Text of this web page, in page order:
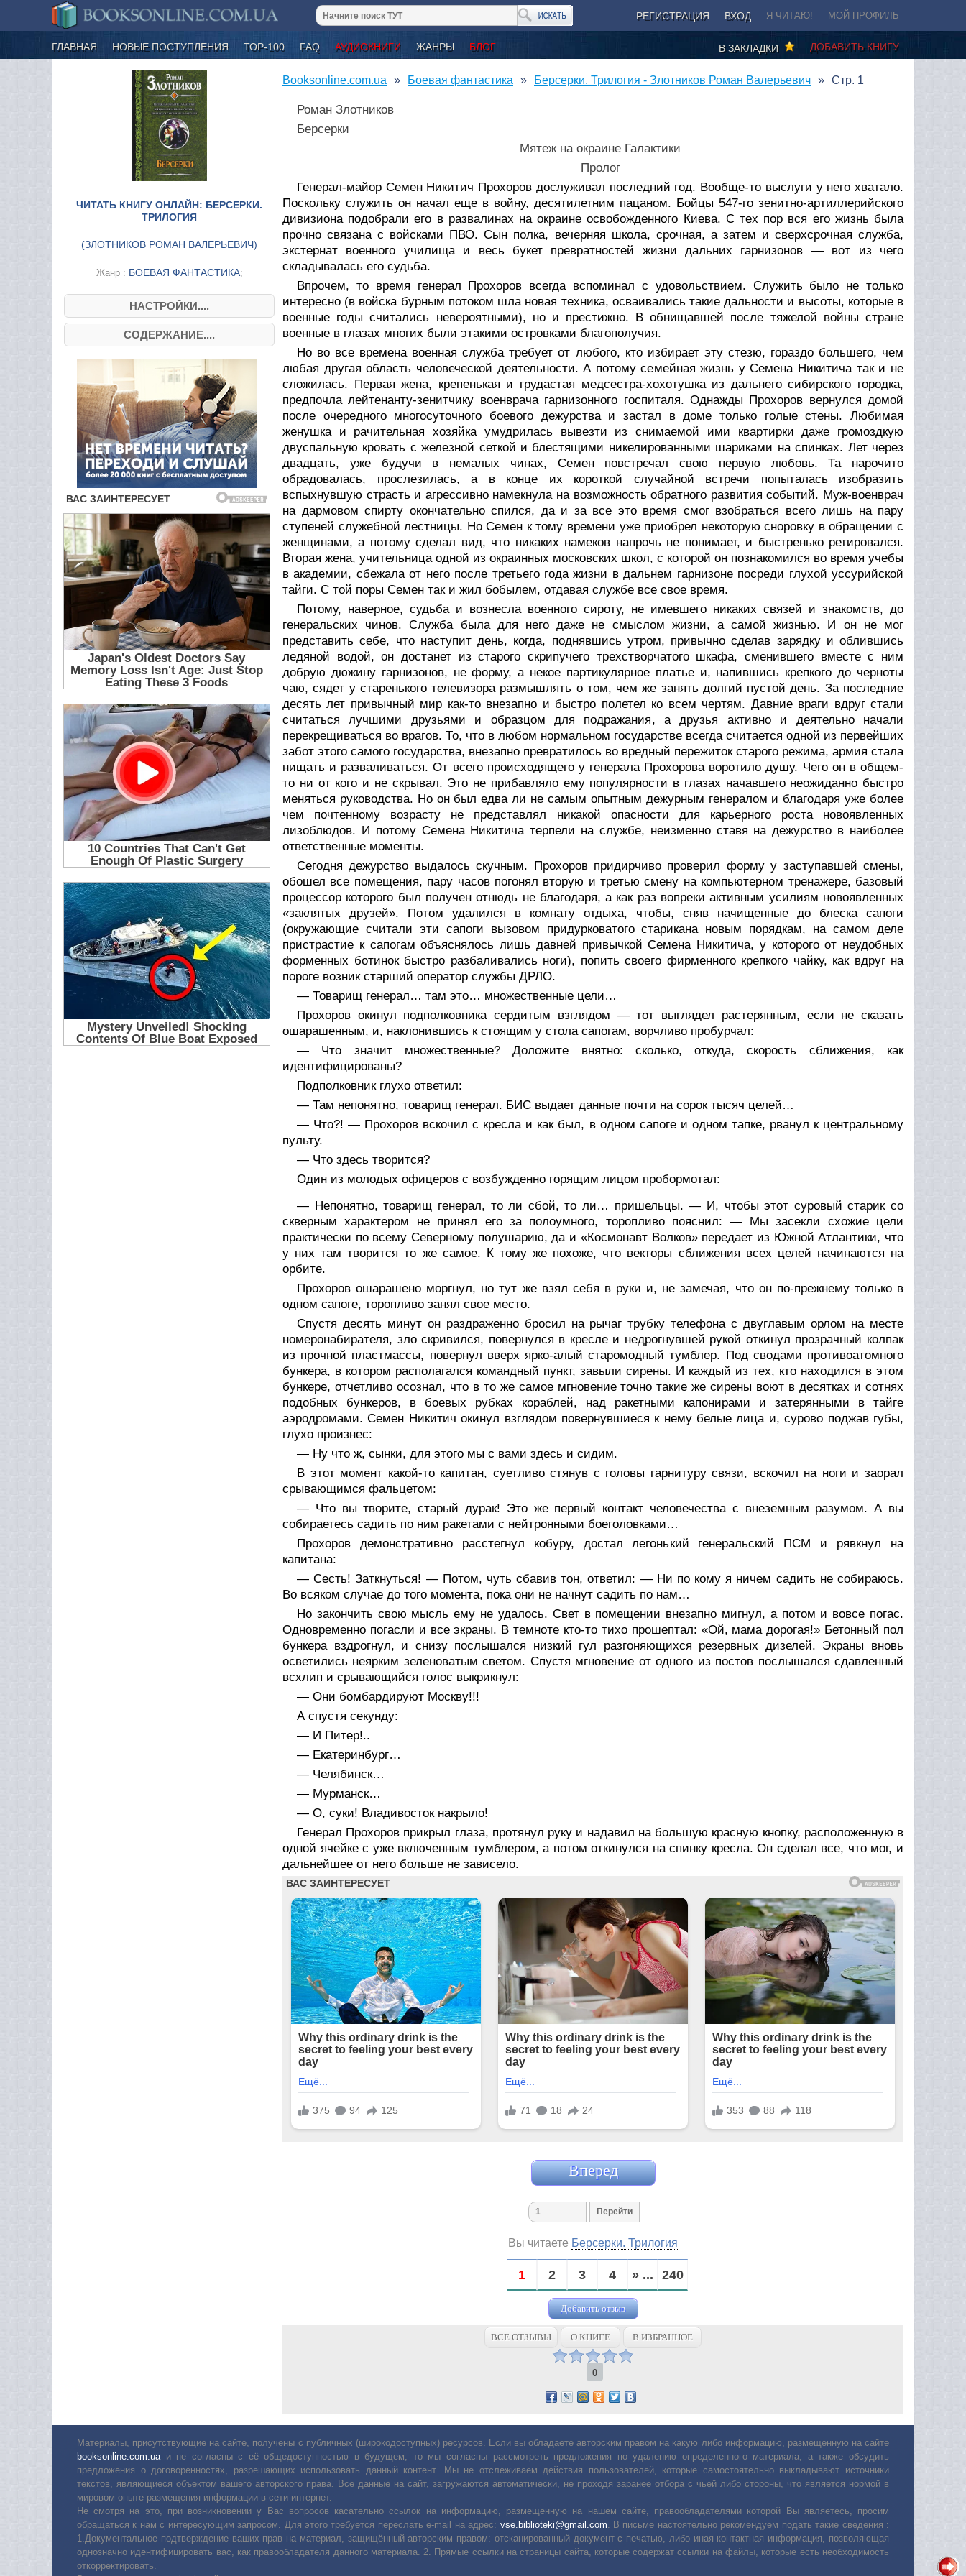
РЕГИСТРАЦИЯ ВХОД Я ЧИТАЮ! МОЙ ПРОФИЛЬ
ГЛАВНАЯ НОВЫЕ ПОСТУПЛЕНИЯ ТОР-100 FAQ АУДИОКНИГИ ЖАНРЫ БЛОГ ДОБАВИТЬ КНИГУ
В ЗАКЛАДКИ
ЧИТАТЬ КНИГУ ОНЛАЙН: БЕРСЕРКИ.
ТРИЛОГИЯ
(ЗЛОТНИКОВ РОМАН ВАЛЕРЬЕВИЧ)
Жанр : БОЕВАЯ ФАНТАСТИКА;
НАСТРОЙКИ....
СОДЕРЖАНИЕ....
Booksonline.com.ua Боевая фантастика Берсерки. Трилогия - Злотников Роман Валерьевич Стр. 1
Роман Злотников
Берсерки
Мятеж на окраине Галактики
Пролог
Генерал-майор Семен Никитич Прохоров дослуживал последний год. Вообще-то выслуги у него хватало.
Поскольку служить он начал еще в войну, десятилетним пацаном. Бойцы 547-го зенитно-артиллерийского
дивизиона подобрали его в развалинах на окраине освобожденного Киева. С тех пор вся его жизнь была
прочно связана с войсками ПВО. Сын полка, вечерняя школа, срочная, а затем и сверхсрочная служба,
экстернат военного училища и весь букет превратностей жизни дальних гарнизонов — вот из чего
складывалась его судьба.
Впрочем, то время генерал Прохоров всегда вспоминал с удовольствием. Служить было не только
интересно (в войска бурным потоком шла новая техника, осваивались такие дальности и высоты, которые в
военные годы считались невероятными), но и престижно. В обнищавшей после тяжелой войны стране
военные в глазах многих были этакими островками благополучия.
Но во все времена военная служба требует от любого, кто избирает эту стезю, гораздо большего, чем
любая другая область человеческой деятельности. А потому семейная жизнь у Семена Никитича так и не
сложилась. Первая жена, крепенькая и грудастая медсестра-хохотушка из дальнего сибирского городка,
предпочла лейтенанту-зенитчику военврача гарнизонного госпиталя. Однажды Прохоров вернулся домой
после очередного многосуточного боевого дежурства и застал в доме только голые стены. Любимая
женушка и рачительная хозяйка умудрилась вывезти из снимаемой ими квартирки даже громоздкую
двуспальную кровать с железной сеткой и блестящими никелированными шариками на спинках. Лет через
двадцать, уже будучи в немалых чинах, Семен повстречал свою первую любовь. Та нарочито
обрадовалась, прослезилась, а в конце их короткой случайной встречи попыталась изобразить
вспыхнувшую страсть и агрессивно намекнула на возможность обратного развития событий. Муж-военврач
на дармовом спирту окончательно спился, да и за все это время смог взобраться всего лишь на пару
ступеней служебной лестницы. Но Семен к тому времени уже приобрел некоторую сноровку в обращении с
женщинами, а потому сделал вид, что никаких намеков напрочь не понимает, и быстренько ретировался.
Вторая жена, учительница одной из окраинных московских школ, с которой он познакомился во время учебы
в академии, сбежала от него после третьего года жизни в дальнем гарнизоне посреди глухой уссурийской
тайги. С той поры Семен так и жил бобылем, отдавая службе все свое время.
Потому, наверное, судьба и вознесла военного сироту, не имевшего никаких связей и знакомств, до
генеральских чинов. Служба была для него даже не смыслом жизни, а самой жизнью. И он не мог
представить себе, что наступит день, когда, поднявшись утром, привычно сделав зарядку и облившись
ледяной водой, он достанет из старого скрипучего трехстворчатого шкафа, сменившего вместе с ним
добрую дюжину гарнизонов, не форму, а некое партикулярное платье и, напившись крепкого до черноты
чаю, сядет у старенького телевизора размышлять о том, чем же занять долгий пустой день. За последние
десять лет привычный мир как-то внезапно и быстро полетел ко всем чертям. Давние враги вдруг стали
считаться лучшими друзьями и образцом для подражания, а друзья активно и деятельно начали
перекрещиваться во врагов. То, что в любом нормальном государстве всегда считается одной из первейших
забот этого самого государства, внезапно превратилось во вредный пережиток старого режима, армия стала
нищать и разваливаться. От всего происходящего у генерала Прохорова воротило душу. Чего он в общем-
то ни от кого и не скрывал. Это не прибавляло ему популярности в глазах начавшего неожиданно быстро
меняться руководства. Но он был едва ли не самым опытным дежурным генералом и благодаря уже более
чем почтенному возрасту не представлял никакой опасности для карьерного роста новоявленных
лизоблюдов. И потому Семена Никитича терпели на службе, неизменно ставя на дежурство в наиболее
ответственные моменты.
Сегодня дежурство выдалось скучным. Прохоров придирчиво проверил форму у заступавшей смены,
обошел все помещения, пару часов погонял вторую и третью смену на компьютерном тренажере, базовый
процессор которого был получен отнюдь не благодаря, а как раз вопреки активным усилиям новоявленных
«заклятых друзей». Потом удалился в комнату отдыха, чтобы, сняв начищенные до блеска сапоги
(окружающие считали эти сапоги вызовом придурковатого старикана новым порядкам, на самом деле
пристрастие к сапогам объяснялось лишь давней привычкой Семена Никитича, у которого от неудобных
форменных ботинок быстро разбаливались ноги), попить своего фирменного крепкого чайку, как вдруг на
пороге возник старший оператор службы ДРЛО.
— Товарищ генерал… там это… множественные цели…
Прохоров окинул подполковника сердитым взглядом — тот выглядел растерянным, если не сказать
ошарашенным, и, наклонившись к стоящим у стола сапогам, ворчливо пробурчал:
— Что значит множественные? Доложите внятно: сколько, откуда, скорость сближения, как
идентифицированы?
Подполковник глухо ответил:
— Там непонятно, товарищ генерал. БИС выдает данные почти на сорок тысяч целей…
— Что?! — Прохоров вскочил с кресла и как был, в одном сапоге и одном тапке, рванул к центральному
пульту.
— Что здесь творится?
Один из молодых офицеров с возбужденно горящим лицом пробормотал:
— Непонятно, товарищ генерал, то ли сбой, то ли… пришельцы. — И, чтобы этот суровый старик со
скверным характером не принял его за полоумного, торопливо пояснил: — Мы засекли схожие цели
практически по всему Северному полушарию, да и «Космонавт Волков» передает из Южной Атлантики, что
у них там творится то же самое. К тому же похоже, что векторы сближения всех целей начинаются на
орбите.
Прохоров ошарашено моргнул, но тут же взял себя в руки и, не замечая, что он по-прежнему только в
одном сапоге, торопливо занял свое место.
Спустя десять минут он раздраженно бросил на рычаг трубку телефона с двуглавым орлом на месте
номеронабирателя, зло скривился, повернулся в кресле и недрогнувшей рукой откинул прозрачный колпак
из прочной пластмассы, повернул вверх ярко-алый старомодный тумблер. Под сводами противоатомного
бункера, в котором располагался командный пункт, завыли сирены. И каждый из тех, кто находился в этом
бункере, отчетливо осознал, что в то же самое мгновение точно такие же сирены воют в десятках и сотнях
подобных бункеров, в боевых рубках кораблей, над ракетными капонирами и затерянными в тайге
аэродромами. Семен Никитич окинул взглядом повернувшиеся к нему белые лица и, сурово поджав губы,
глухо произнес:
— Ну что ж, сынки, для этого мы с вами здесь и сидим.
В этот момент какой-то капитан, суетливо стянув с головы гарнитуру связи, вскочил на ноги и заорал
срывающимся фальцетом:
— Что вы творите, старый дурак! Это же первый контакт человечества с внеземным разумом. А вы
собираетесь садить по ним ракетами с нейтронными боеголовками…
Прохоров демонстративно расстегнул кобуру, достал легонький генеральский ПСМ и рявкнул на
капитана:
— Сесть! Заткнуться! — Потом, чуть сбавив тон, ответил: — Ни по кому я ничем садить не собираюсь.
Во всяком случае до того момента, пока они не начнут садить по нам…
Но закончить свою мысль ему не удалось. Свет в помещении внезапно мигнул, а потом и вовсе погас.
Одновременно погасли и все экраны. В темноте кто-то тихо прошептал: «Ой, мама дорогая!» Бетонный пол
бункера вздрогнул, и снизу послышался низкий гул разгоняющихся резервных дизелей. Экраны вновь
осветились неярким зеленоватым светом. Спустя мгновение от одного из постов послышался сдавленный
всхлип и срывающийся голос выкрикнул:
— Они бомбардируют Москву!!!
А спустя секунду:
— И Питер!..
— Екатеринбург…
— Челябинск…
— Мурманск…
— О, суки! Владивосток накрыло!
Генерал Прохоров прикрыл глаза, протянул руку и надавил на большую красную кнопку, расположенную в
одной ячейке с уже включенным тумблером, а потом откинулся на спинку кресла. Он сделал все, что мог, и
дальнейшее от него больше не зависело.
Вперед
Вы читаете Берсерки. Трилогия
1 2 3 4 » ... 240
Добавить отзыв
ВСЕ ОТЗЫВЫ О КНИГЕ В ИЗБРАННОЕ
0
Материалы, присутствующие на сайте, получены с публичных (широкодоступных) ресурсов. Если вы обладаете авторским правом на какую либо информацию, размещенную на сайте
booksonline.com.ua и не согласны с её общедоступностью в будущем, то мы согласны рассмотреть предложения по удалению определенного материала, а также обсудить
предложения о договоренностях, разрешающих использовать данный контент. Мы не отслеживаем действия пользователей, которые самостоятельно выкладывают источники
текстов, являющиеся объектом вашего авторского права. Все данные на сайт, загружаются автоматически, не проходя заранее отбора с чьей либо стороны, что является нормой в
мировом опыте размещения информации в сети интернет.
Не смотря на это, при возникновении у Вас вопросов касательно ссылок на информацию, размещенную на нашем сайте, правообладателями которой Вы являетесь, просим
обращаться к нам с интересующим запросом. Для этого требуется переслать е-mail на адрес: vse.biblioteki@gmail.com . В письме настоятельно рекомендуем подать такие сведения :
1.Документальное подтверждение ваших прав на материал, защищённый авторским правом: отсканированный документ с печатью, либо иная контактная информация, позволяющая
однозначно идентифицировать вас, как правообладателя данного материала. 2. Прямые ссылки на страницы сайта, которые содержат ссылки на файлы, которые есть необходимость
откорректировать.